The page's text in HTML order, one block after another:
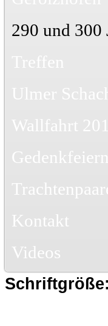
290 und 300
Wallfahrt
Gedenkfeiern
Kontakt
Videos
Schriftgröße: